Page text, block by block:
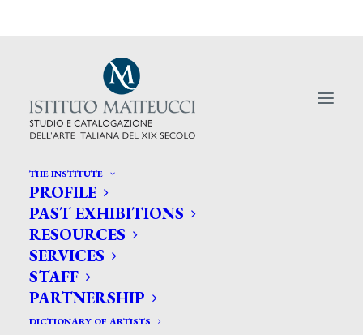
THE INSTITUTE
PROFILE
PAST EXHIBITIONS
RESOURCES
SERVICES
STAFF
PARTNERSHIP
DICTIONARY OF ARTISTS
L’Istituto Matteucci tra i
collaboratori della grande mostra
al museo degli impressionisti di
Giverny